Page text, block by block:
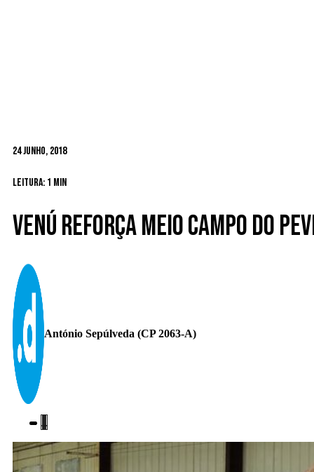
24 Junho, 2018
Leitura: 1 min
Venú reforça meio campo do
António Sepúlveda (CP 2063-A)